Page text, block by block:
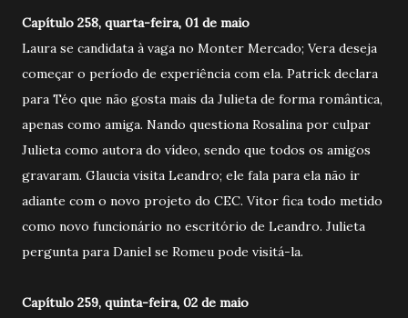
Capítulo 258, quarta-feira, 01 de maio
Laura se candidata à vaga no Monter Mercado; Vera deseja
começar o período de experiência com ela. Patrick declara
para Téo que não gosta mais da Julieta de forma romântica,
apenas como amiga. Nando questiona Rosalina por culpar
Julieta como autora do vídeo, sendo que todos os amigos
gravaram. Glaucia visita Leandro; ele fala para ela não ir
adiante com o novo projeto do CEC. Vitor fica todo metido
como novo funcionário no escritório de Leandro. Julieta
pergunta para Daniel se Romeu pode visitá-la.
Capítulo 259, quinta-feira, 02 de maio